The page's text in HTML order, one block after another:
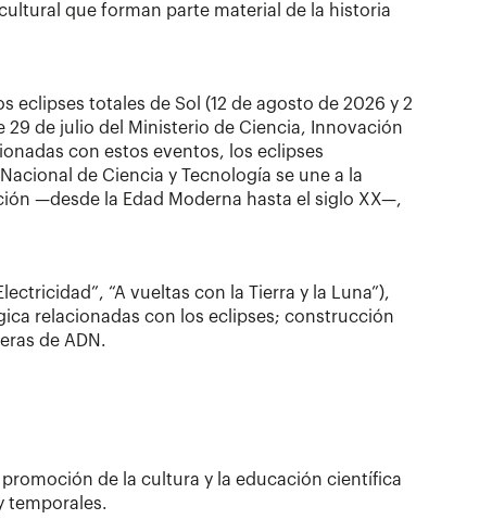
que forman parte material de la historia
totales de Sol (12 de agosto de 2026 y 2
29 de julio del Ministerio de Ciencia, Innovación
con estos eventos, los eclipses
de Ciencia y Tecnología se une a la
—desde la Edad Moderna hasta el siglo XX—,
“A vueltas con la Tierra y la Luna”),
relacionadas con los eclipses; construcción
de ADN.
de la cultura y la educación científica
temporales.